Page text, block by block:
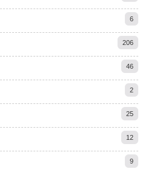
6
206
46
2
25
12
9